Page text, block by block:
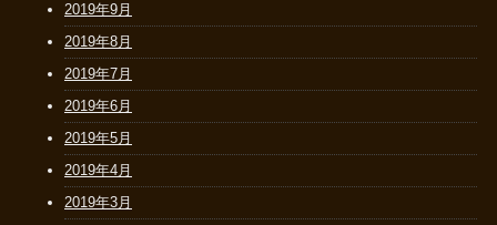
2019年9月
2019年8月
2019年7月
2019年6月
2019年5月
2019年4月
2019年3月